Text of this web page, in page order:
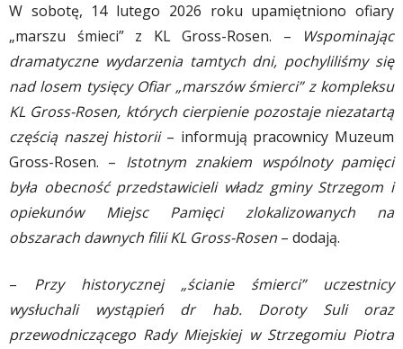
W sobotę, 14 lutego 2026 roku upamiętniono ofiary
„marszu śmieci” z KL Gross-Rosen. –
Wspominając
dramatyczne wydarzenia tamtych dni, pochyliliśmy się
nad losem tysięcy Ofiar „marszów śmierci” z kompleksu
KL Gross-Rosen, których cierpienie pozostaje niezatartą
częścią naszej historii– informują pracownicy Muzeum
Gross-Rosen. – Istotnym znakiem wspólnoty pamięci
była obecność przedstawicieli władz gminy Strzegom i
opiekunów Miejsc Pamięci zlokalizowanych na
obszarach dawnych filii KL Gross-Rosen – dodają.
– Przy historycznej „ścianie śmierci” uczestnicy
wysłuchali wystąpień dr hab. Doroty Suli oraz
przewodniczącego Rady Miejskiej w Strzegomiu Piotra